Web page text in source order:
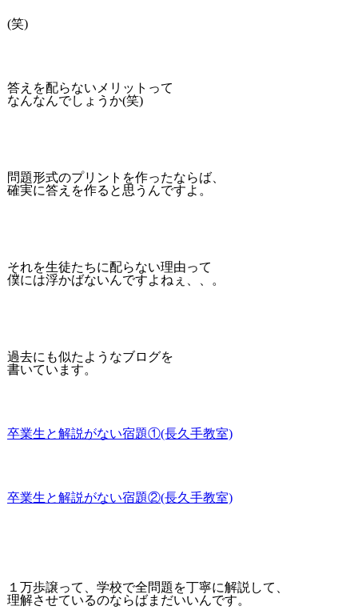
(笑)
答えを配らないメリットって
なんなんでしょうか(笑)
問題形式のプリントを作ったならば、
確実に答えを作ると思うんですよ。
それを生徒たちに配らない理由って
僕には浮かばないんですよねぇ、、。
過去にも似たようなブログを
書いています。
卒業生と解説がない宿題①(長久手教室)
卒業生と解説がない宿題②(長久手教室)
１万歩譲って、学校で全問題を丁寧に解説して、
理解させているのならばまだいいんです。